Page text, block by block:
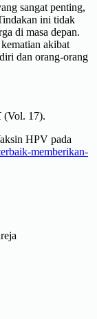
sangat penting,
ini tidak
di masa depan.
akibat
dan orang-orang
(Vol. 17).
HPV pada
memberikan-